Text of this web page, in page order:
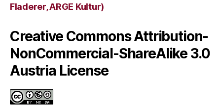
Fladerer, ARGE Kultur)
Creative Commons Attribution-
NonCommercial-ShareAlike 3.0
Austria License